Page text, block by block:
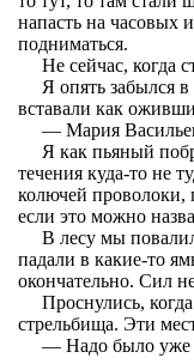
напасть на часовых
подниматься.
Не сейчас, когда
Я опять забылся
вставали как
— Мария
Я как пьяный
течения куда-то не
колючей проволоки,
если это можно
В лесу мы
падали в какие-то
окончательно. Сил
Проснулись,
стрельбища. Эти
— Надо было уже